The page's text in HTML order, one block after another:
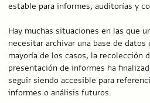
estable para informes, auditorías y
Hay muchas situaciones en las que
necesitar archivar una base de
mayoría de los casos, la recolección
presentación de informes ha
seguir siendo accesible para
informes o análisis futuros.